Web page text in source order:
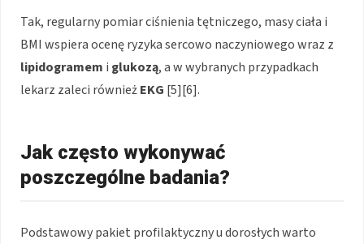
Tak, regularny pomiar ciśnienia tętniczego, masy ciała i
BMI wspiera ocenę ryzyka sercowo naczyniowego wraz z
lipidogramem i glukozą, a w wybranych przypadkach
lekarz zaleci równieżEKG [5][6].
Jak często wykonywać
poszczególne badania?
Podstawowy pakiet profilaktyczny u dorosłych warto